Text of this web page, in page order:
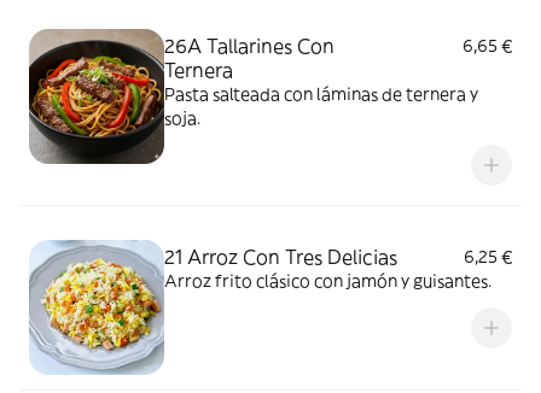
26A Tallarines Con
Ternera
6,65 €
Pasta salteada con láminas de ternera y
soja.
21 Arroz Con Tres Delicias
6,25 €
Arroz frito clásico con jamón y guisantes.